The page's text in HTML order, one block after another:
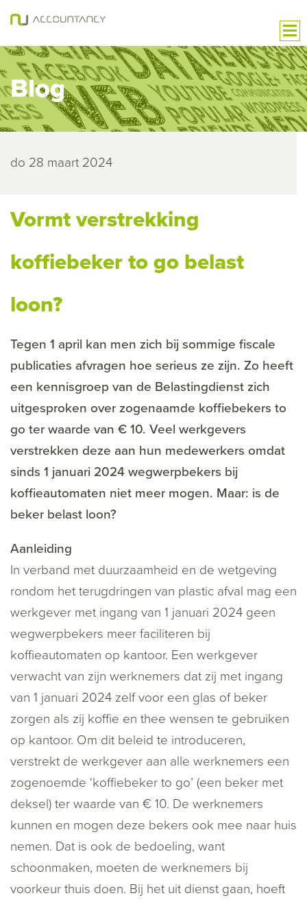
Blog
do 28 maart 2024
Vormt verstrekking
koffiebeker to go belast
loon?
Tegen 1 april kan men zich bij sommige fiscale
publicaties afvragen hoe serieus ze zijn. Zo heeft
een kennisgroep van de Belastingdienst zich
uitgesproken over zogenaamde koffiebekers to
go ter waarde van € 10. Veel werkgevers
verstrekken deze aan hun medewerkers omdat
sinds 1 januari 2024 wegwerpbekers bij
koffieautomaten niet meer mogen. Maar: is de
beker belast loon?
Aanleiding
In verband met duurzaamheid en de wetgeving
rondom het terugdringen van plastic afval mag een
werkgever met ingang van 1 januari 2024 geen
wegwerpbekers meer faciliteren bij
koffieautomaten op kantoor. Een werkgever
verwacht van zijn werknemers dat zij met ingang
van 1 januari 2024 zelf voor een glas of beker
zorgen als zij koffie en thee wensen te gebruiken
op kantoor. Om dit beleid te introduceren,
verstrekt de werkgever aan alle werknemers een
zogenoemde ‘koffiebeker to go’ (een beker met
deksel) ter waarde van € 10. De werknemers
kunnen en mogen deze bekers ook mee naar huis
nemen. Dat is ook de bedoeling, want
schoonmaken, moeten de werknemers bij
voorkeur thuis doen. Bij het uit dienst gaan, hoeft